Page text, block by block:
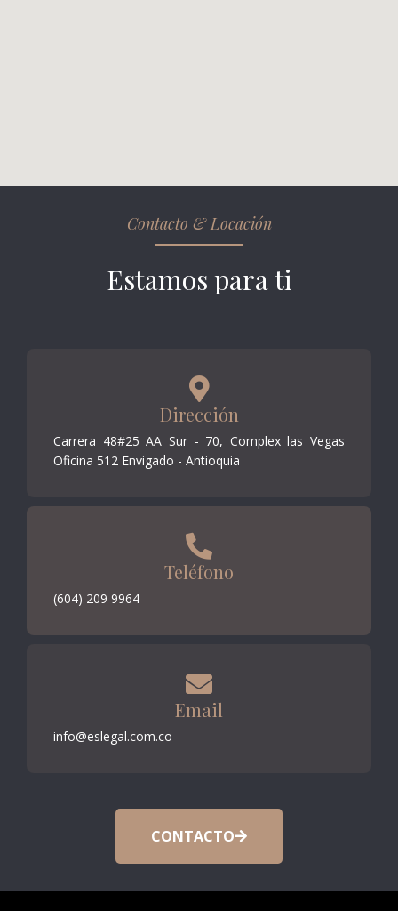
Contacto & Locación
Estamos para ti
Dirección
Carrera 48#25 AA Sur - 70, Complex las Vegas
Oficina 512 Envigado - Antioquia
Teléfono
(604) 209 9964
Email
info@eslegal.com.co
CONTACTO